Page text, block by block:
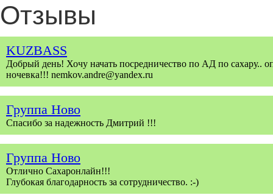
Отзывы
KUZBASS
Добрый день! Хочу начать посредничество по АД по сахару..
ночевка!!! nemkov.andre@yandex.ru
Группа Ново
Спасибо за надежность Дмитрий !!!
Группа Ново
Отлично Сахаронлайн!!!
Глубокая благодарность за сотрудничество. :-)